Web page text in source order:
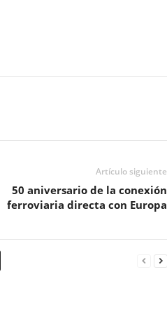
Artículo siguiente
50 aniversario de la conexión
ferroviaria directa con Europa